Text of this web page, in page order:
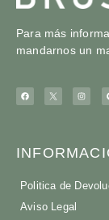
Para más
mandarnos un
Politica de
Aviso Legal